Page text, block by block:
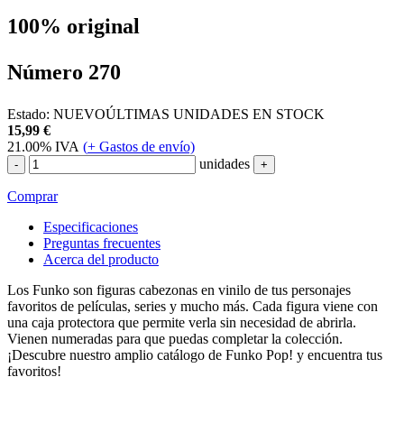
100% original
Número 270
Estado: NUEVOÚLTIMAS UNIDADES EN STOCK
15,99 €
21.00% IVA (+ Gastos de envío)
- unidades +
Comprar
Especificaciones
Preguntas frecuentes
Acerca del producto
Los Funko son figuras cabezonas en vinilo de tus personajes
favoritos de películas, series y mucho más. Cada figura viene con
una caja protectora que permite verla sin necesidad de abrirla.
Vienen numeradas para que puedas completar la colección.
¡Descubre nuestro amplio catálogo de Funko Pop! y encuentra tus
favoritos!